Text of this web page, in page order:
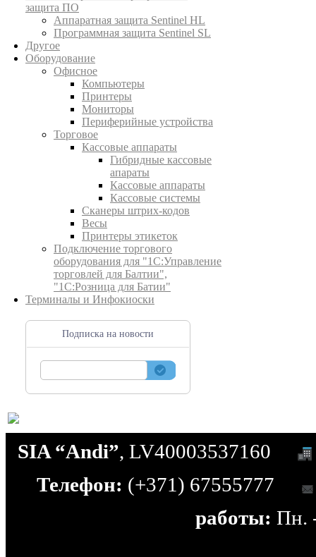
защита ПО
Аппаратная защита Sentinel HL
Программная защита Sentinel SL
Другое
Оборудование
Офисное
Компьютеры
Принтеры
Мониторы
Периферийные устройства
Торговое
Кассовые аппараты
Гибридные кассовые
апараты
Кассовые аппараты
Кассовые системы
Сканеры штрих-кодов
Весы
Принтеры этикеток
Подключение торгового
оборудования для "1С:Управление
торговлей для Балтии",
"1С:Розница для Батии"
Терминалы и Инфокиоски
Подписка на новости
SIA “Andi”, LV40003537160
Телефон: (+371) 67555777
работы: Пн.